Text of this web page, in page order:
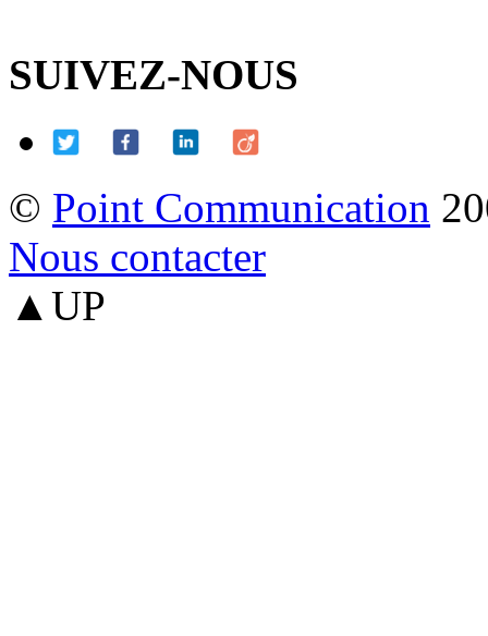
SUIVEZ-NOUS
© Point Communication
Nous contacter
▲UP